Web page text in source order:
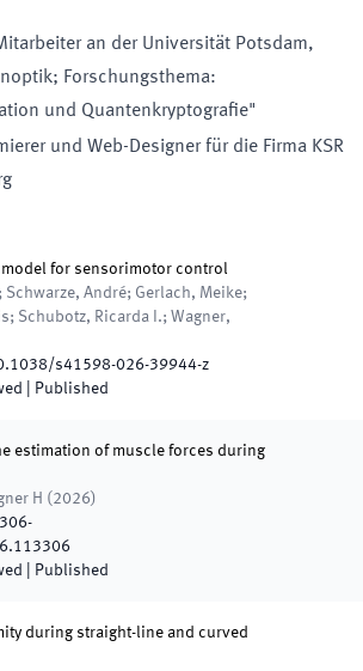
an der Universität Potsdam,
Forschungsthema:
und Quantenkryptografie"
und Web-Designer für die Firma KSR
model for sensorimotor control
Schwarze, André; Gerlach, Meike;
Schubotz, Ricarda I.; Wagner,
s41598-026-39944-z
Published
estimation of muscle forces during
H ( 2026)
-
Published
during straight-line and curved